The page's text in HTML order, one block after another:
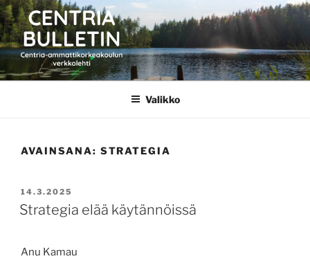
Siirry
sisältöön
CENTRIA BULLETIN
Valikko
AVAINSANA: STRATEGIA
JULKAISTU
14.3.2025
Strategia elää käytännöissä
Anu Kamau